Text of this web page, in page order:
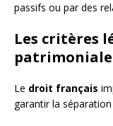
passifs ou par des
Les critères
patrimoniale
Le droit français
garantir la